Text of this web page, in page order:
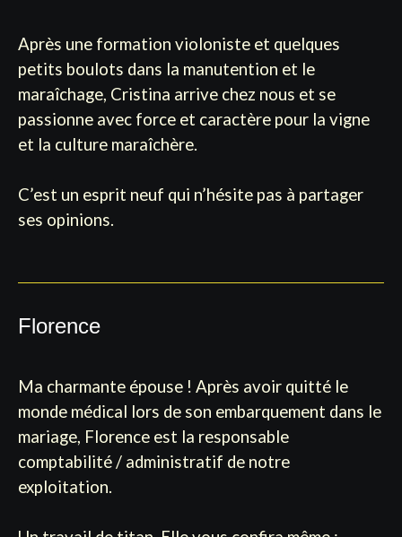
Après une formation violoniste et quelques
petits boulots dans la manutention et le
maraîchage, Cristina arrive chez nous et se
passionne avec force et caractère pour la vigne
et la culture maraîchère.
C’est un esprit neuf qui n’hésite pas à partager
ses opinions.
Florence
Ma charmante épouse ! Après avoir quitté le
monde médical lors de son embarquement dans le
mariage, Florence est la responsable
comptabilité / administratif de notre
exploitation.